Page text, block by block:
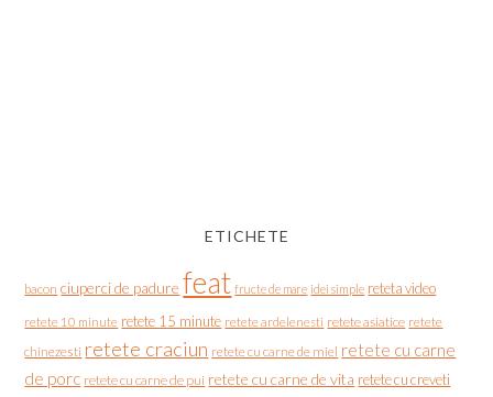
ETICHETE
bacon ciuperci de padure feat fructe de mare idei simple reteta video
retete 10 minute retete 15 minute retete ardelenesti retete asiatice retete
chinezesti retete craciun retete cu carne de miel retete cu carne
de porc retete cu carne de pui retete cu carne de vita retete cu creveti